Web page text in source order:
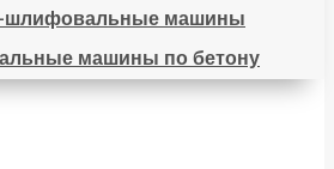
шлифовальные машины
машины по бетону